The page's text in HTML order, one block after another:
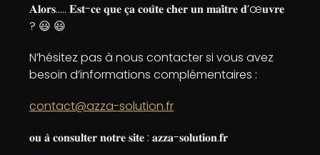
𝐀𝐥𝐨𝐫𝐬….. 𝐄𝐬𝐭-𝐜𝐞 𝐪𝐮𝐞 𝐜̧𝐚 𝐜𝐨𝐮̂𝐭𝐞 𝐜𝐡𝐞𝐫 𝐮𝐧 𝐦𝐚𝐢̂𝐭𝐫𝐞 𝐝’œ𝐮𝐯𝐫𝐞
? 😃 😃
N’hésitez pas à nous contacter si vous avez
besoin d’informations complémentaires :
contact@azza-solution.fr
𝐨𝐮 𝐚̀ 𝐜𝐨𝐧𝐬𝐮𝐥𝐭𝐞𝐫 𝐧𝐨𝐭𝐫𝐞 𝐬𝐢𝐭𝐞 : 𝐚𝐳𝐳𝐚-𝐬𝐨𝐥𝐮𝐭𝐢𝐨𝐧.𝐟𝐫